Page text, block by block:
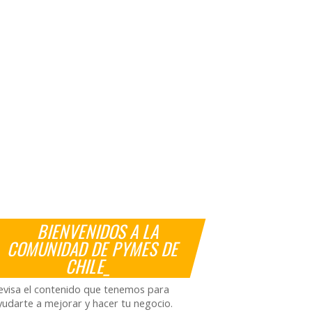
BIENVENIDOS A LA
COMUNIDAD DE PYMES DE
CHILE_
el contenido que tenemos para
a mejorar y hacer tu negocio.